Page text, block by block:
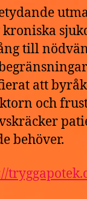
till
att
och
behöver.